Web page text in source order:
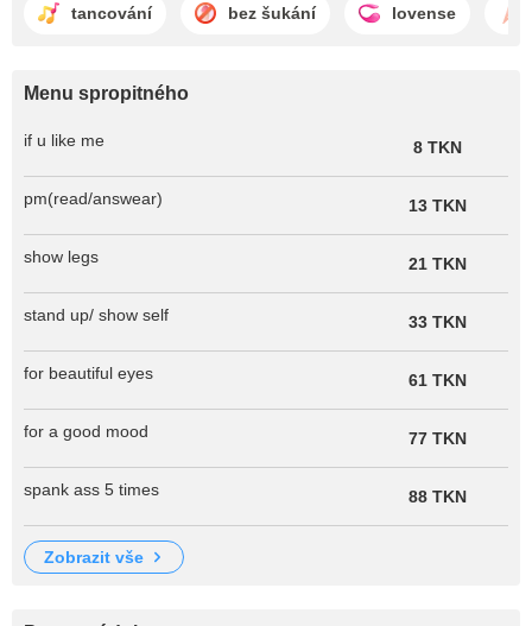
tancování bez šukání lovense
Menu spropitného
if u like me 8 TKN
pm(read/answear) 13 TKN
show legs 21 TKN
stand up/ show self 33 TKN
for beautiful eyes 61 TKN
for a good mood 77 TKN
spank ass 5 times 88 TKN
zobrazit vše